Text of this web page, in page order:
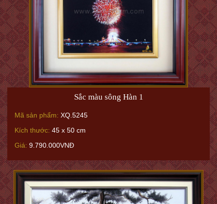
Sắc màu sông Hàn 1
Mã sản phẩm: XQ.5245
Kích thước: 45 x 50 cm
Giá: 9.790.000VNĐ